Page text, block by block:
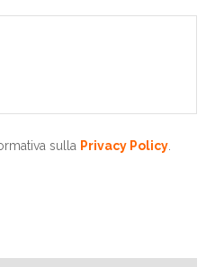
sulla Privacy Policy.